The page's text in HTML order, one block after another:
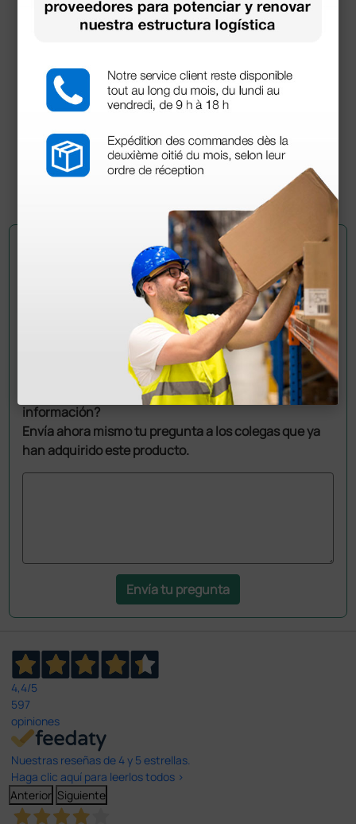
Jeringa para Insulina latex free de 3 piezas de 1
ml con cono L. concéntrico con aguja montada
25 G × 5/8” - 0,5 × 16 mm
10,03 € 10,90 €
(Precio sin IVA)
100 uds.
Pregúntale a un colega
¿Todavía tienes alguna duda? ¿Necesitas más
información?
Envía ahora mismo tu pregunta a los colegas que ya
han adquirido este producto.
Envía tu pregunta
4,4/5
597
opiniones
Nuestras reseñas de 4 y 5 estrellas.
Haga clic aquí para leerlos todos >
Anterior Siguiente